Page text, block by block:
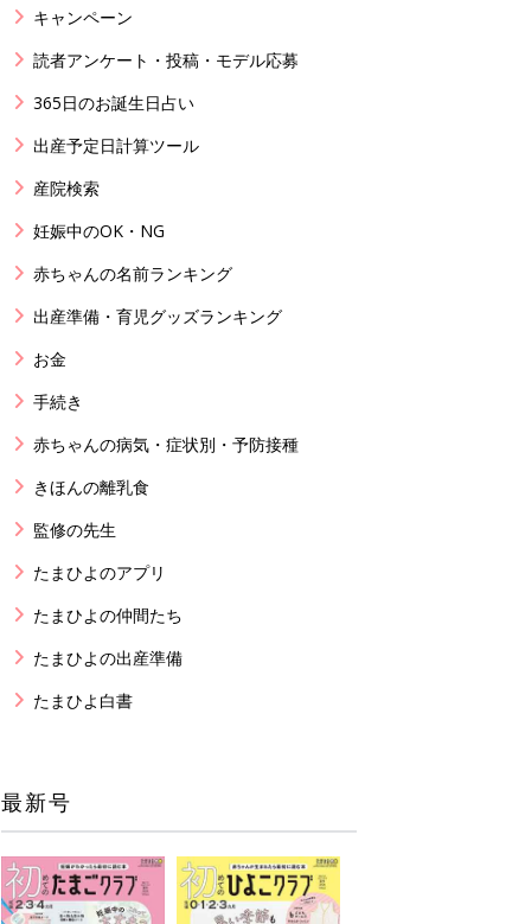
キャンペーン
読者アンケート・投稿・モデル応募
365日のお誕生日占い
出産予定日計算ツール
産院検索
妊娠中のOK・NG
赤ちゃんの名前ランキング
出産準備・育児グッズランキング
お金
手続き
赤ちゃんの病気・症状別・予防接種
きほんの離乳食
監修の先生
たまひよのアプリ
たまひよの仲間たち
たまひよの出産準備
たまひよ白書
最新号